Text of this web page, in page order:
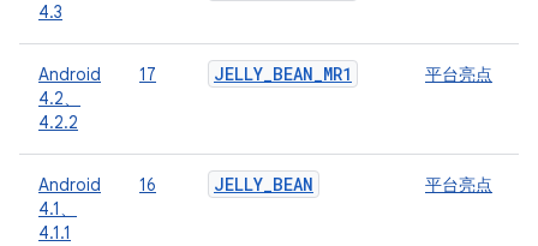
4.3
Android
4.2、
4.2.2
17 JELLY_BEAN_MR1 平台亮点
Android
4.1、
4.1.1
16 JELLY_BEAN 平台亮点